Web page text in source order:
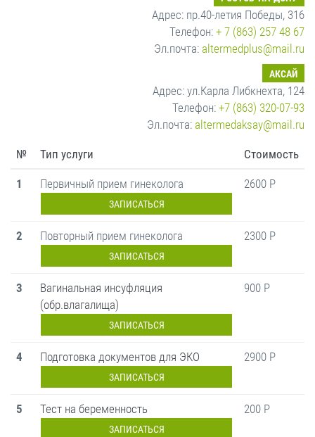
Адрес: пр.40-летия Победы, 316
Телефон: + 7 (863) 257 48 67
Эл.почта: altermedplus@mail.ru
АКСАЙ
Адрес: ул.Карла Либкнехта, 124
Телефон: +7 (863) 320-07-93
Эл.почта: altermedaksay@mail.ru
№ Тип услуги Стоимость
1 Первичный прием гинеколога
ЗАПИСАТЬСЯ
2600 Р
2 Повторный прием гинеколога
ЗАПИСАТЬСЯ
2300 Р
3
Вагинальная инсуфляция
(обр.влагалища)
ЗАПИСАТЬСЯ
900 Р
4 Подготовка документов для ЭКО
ЗАПИСАТЬСЯ
2900 Р
5 Тест на беременность
ЗАПИСАТЬСЯ
200 Р